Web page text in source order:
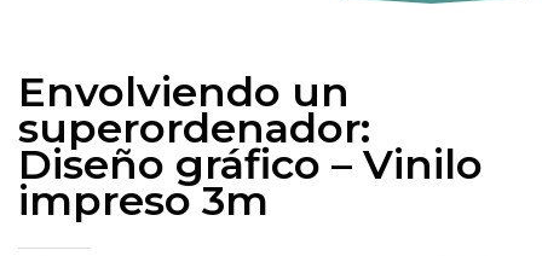
Envolviendo un
superordenador:
Diseño gráfico – Vinilo
impreso 3m